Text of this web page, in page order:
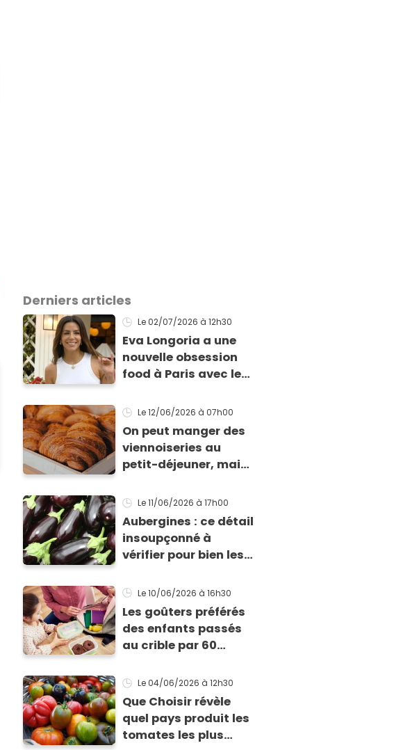
Derniers articles
Le 02/07/2026 à 12h30
Eva Longoria a une
nouvelle obsession
food à Paris avec le
célèbre rôtisserie à
tremper dans le jus
de poulet
Le 12/06/2026 à 07h00
On peut manger des
viennoiseries au
petit-déjeuner, mais
selon cette
nutritionniste
Le 11/06/2026 à 17h00
Aubergines : ce détail
insoupçonné à
vérifier pour bien les
de votre recette
Le 10/06/2026 à 16h30
Les goûters préférés
des enfants passés
au crible par 60
consommateurs :
voici les pires
Le 04/06/2026 à 12h30
Que Choisir révèle
quel pays produit les
tomates les plus